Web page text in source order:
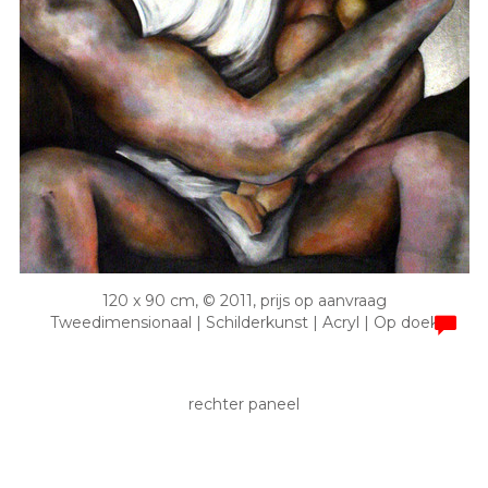
120 x 90 cm, © 2011, prijs op aanvraag
Tweedimensionaal | Schilderkunst | Acryl | Op doek
rechter paneel